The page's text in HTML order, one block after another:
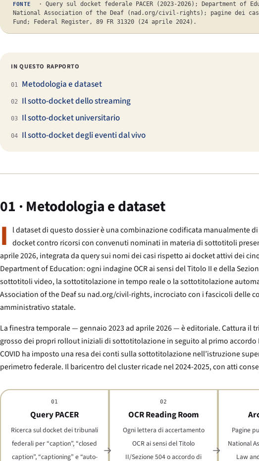
FONTE
· Query sul docket federale PACER (2023-2026); Department
National Association of the Deaf (nad.org/civil-rights); pagine dei
Fund; Federal Register, 89 FR 31320 (24 aprile 2024).
IN QUESTO RAPPORTO
01 Metodologia e dataset
02 Il sotto-docket dello streaming
03 Il sotto-docket universitario
04 Il sotto-docket degli eventi dal vivo
01 · Metodologia e dataset
I l dataset di questo dossier è una combinazione codificata manualmente
docket contro ricorsi con convenuti nominati in materia di sottotitoli
aprile 2026, integrata da query sui nomi dei casi rispetto ai docket attivi dei
Department of Education: ogni indagine OCR ai sensi del Titolo II e della
sottotitoli video, la sottotitolazione in tempo reale o la sottotitolazione
Association of the Deaf su nad.org/civil-rights, incrociato con i fascicoli delle
amministrativo statale.
La finestra temporale — gennaio 2023 ad aprile 2026 — è editoriale. Cattura
grosso dei propri rollout iniziali di sottotitolazione in seguito al primo accordo
COVID ha imposto una resa dei conti sulla sottotitolazione nell’istruzione
perimetro federale. Il baricentro del cluster ricade nel 2024-2025, con atti
01
Query PACER
Ricerca sul docket dei tribunali
federali per “caption”, “closed
caption”, “captioning” e “auto-
02
OCR Reading Room
Ogni lettera di accertamento
OCR ai sensi del Titolo
II/Sezione 504 o accordo di
Pagine
National
Law